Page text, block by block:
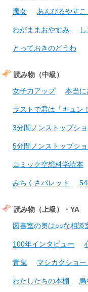
魔女
あんびるやす
わがままおやすみ
とっておきのどうわ
読み物（中級）
女子力アップ
本当に
ラストで君は「キュン
3分間ノンストップシ
5分間ノンストップシ
コミック空想科学読本
みちくさパレット
読み物（上級）・YA
図書室の奥は○○な相談
100年インタビュー
青鬼 マシカクショー
わたしたちの本棚 烏